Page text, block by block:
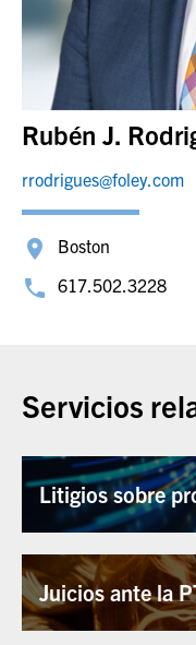
Rubén J.
rrodrigues@foley.com
Boston
617.502.3228
Servicios
Litigios sobre
Juicios ante la